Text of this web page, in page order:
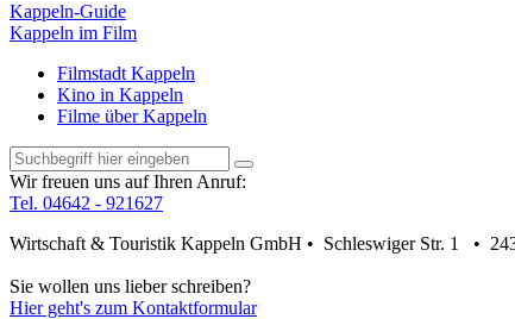
Kappeln-Guide
Kappeln im Film
Filmstadt Kappeln
Kino in Kappeln
Filme über Kappeln
Wir freuen uns auf Ihren Anruf:
Tel. 04642 - 921627
Wirtschaft & Touristik Kappeln GmbH • Schleswiger Str. 1 •
Sie wollen uns lieber schreiben?
Hier geht's zum Kontaktformular